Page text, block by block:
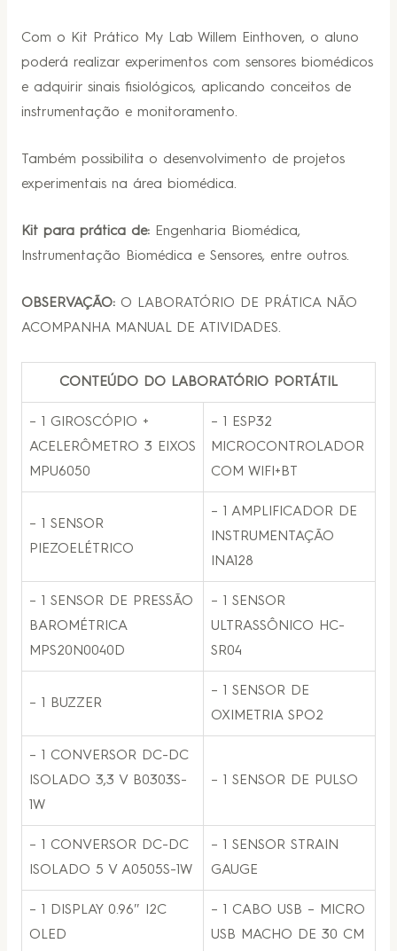
Com o Kit Prático My Lab Willem Einthoven, o aluno
poderá realizar experimentos com sensores biomédicos
e adquirir sinais fisiológicos, aplicando conceitos de
instrumentação e monitoramento.
Também possibilita o desenvolvimento de projetos
experimentais na área biomédica.
Kit para prática de:Engenharia Biomédica,
Instrumentação Biomédica e Sensores, entre outros.
OBSERVAÇÃO:O LABORATÓRIO DE PRÁTICA NÃO
ACOMPANHA MANUAL DE ATIVIDADES.
CONTEÚDO DO LABORATÓRIO PORTÁTIL
– 1 GIROSCÓPIO +
ACELERÔMETRO 3 EIXOS
MPU6050
– 1 ESP32
MICROCONTROLADOR
COM WIFI+BT
– 1 SENSOR
PIEZOELÉTRICO
– 1 AMPLIFICADOR DE
INSTRUMENTAÇÃO
INA128
– 1 SENSOR DE PRESSÃO
BAROMÉTRICA
MPS20N0040D
– 1 SENSOR
ULTRASSÔNICO HC-
SR04
– 1 BUZZER
– 1 SENSOR DE
OXIMETRIA SPO2
– 1 CONVERSOR DC-DC
ISOLADO 3,3 V B0303S-
1W
– 1 SENSOR DE PULSO
– 1 CONVERSOR DC-DC
ISOLADO 5 V A0505S-1W
– 1 SENSOR STRAIN
GAUGE
– 1 DISPLAY 0.96″ I2C
OLED
– 1 CABO USB – MICRO
USB MACHO DE 30 CM